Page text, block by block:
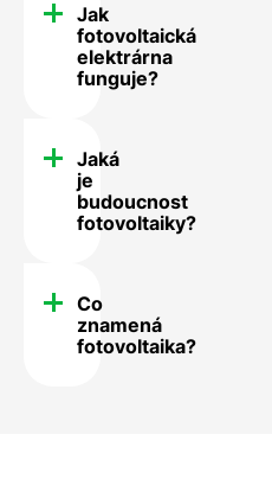
Jak
fotovoltaická
elektrárna
funguje?
Jaká
je
budoucnost
fotovoltaiky?
Co
znamená
fotovoltaika?